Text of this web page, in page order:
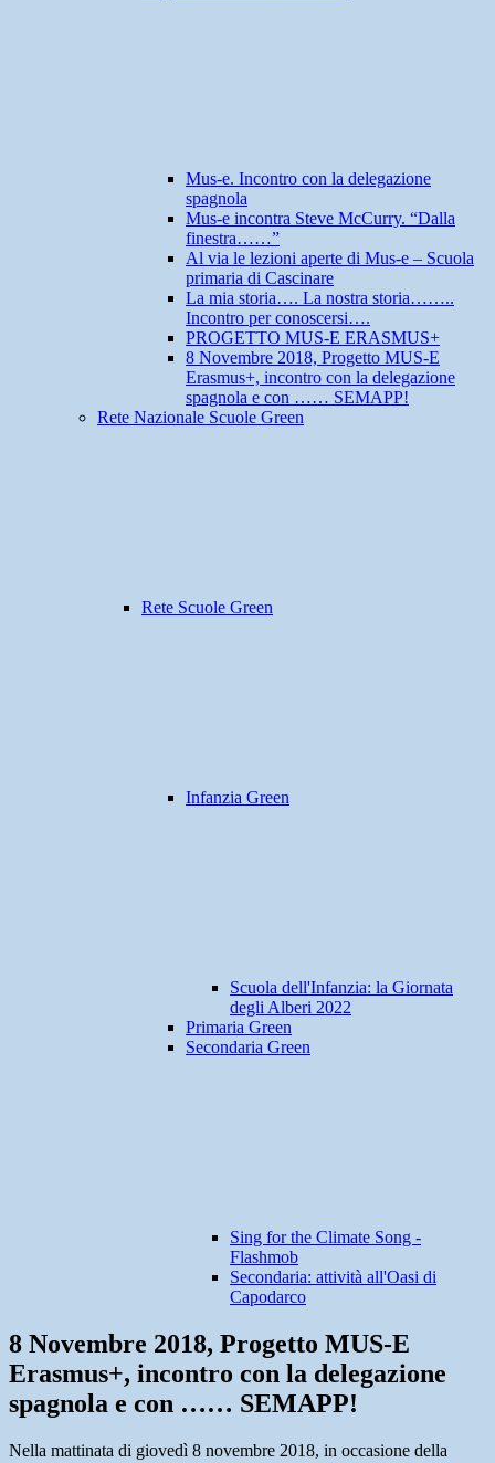
Mus-e. Incontro con la delegazione
spagnola
Mus-e incontra Steve McCurry. “Dalla
finestra……”
Al via le lezioni aperte di Mus-e – Scuola
primaria di Cascinare
La mia storia…. La nostra storia……..
Incontro per conoscersi….
PROGETTO MUS-E ERASMUS+
8 Novembre 2018, Progetto MUS-E
Erasmus+, incontro con la delegazione
spagnola e con …… SEMAPP!
Rete Nazionale Scuole Green
Rete Scuole Green
Infanzia Green
Scuola dell'Infanzia: la Giornata
degli Alberi 2022
Primaria Green
Secondaria Green
Sing for the Climate Song -
Flashmob
Secondaria: attività all'Oasi di
Capodarco
8 Novembre 2018, Progetto MUS-E
Erasmus+, incontro con la delegazione
spagnola e con …… SEMAPP!
Nella mattinata di giovedì 8 novembre 2018, in occasione della